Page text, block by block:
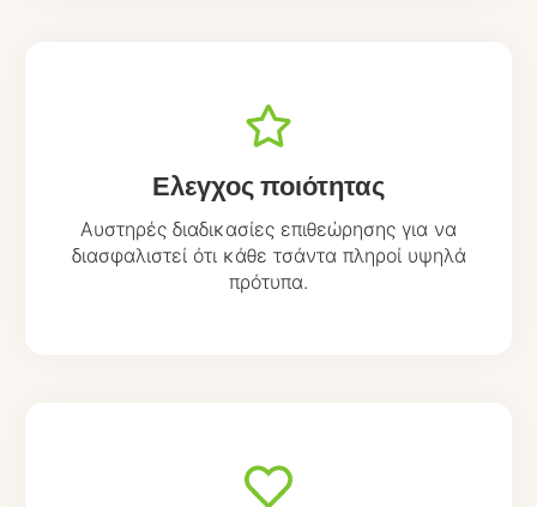
Ελεγχος ποιότητας
Αυστηρές διαδικασίες επιθεώρησης για να
διασφαλιστεί ότι κάθε τσάντα πληροί υψηλά
πρότυπα.